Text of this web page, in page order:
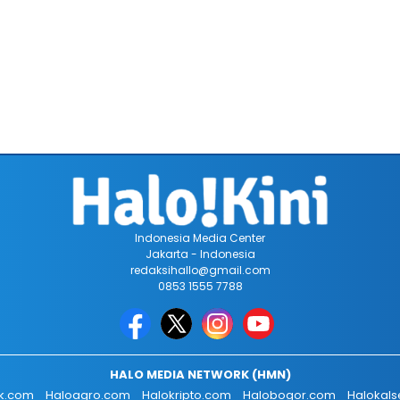
Indonesia Media Center
Jakarta - Indonesia
redaksihallo@gmail.com
0853 1555 7788
HALO MEDIA NETWORK (HMN)
Haloagro.com Halokripto.com Halobogor.com